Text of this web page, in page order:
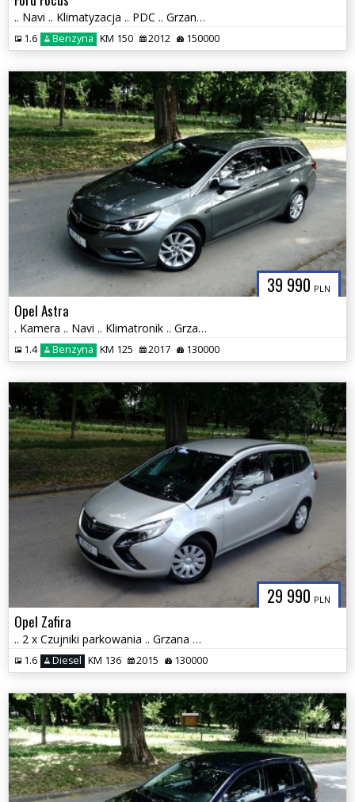
.. Navi .. Klimatyzacja .. PDC .. Grzane Fotele , Szyby i Lusterka ..
1.6 Benzyna KM 150 2012 150000
39 990 PLN
Opel Astra
. Kamera .. Navi .. Klimatronik .. Grzana Kierownica , fotele i SZYBY
1.4 Benzyna KM 125 2017 130000
29 990 PLN
Opel Zafira
.. 2 x Czujniki parkowania .. Grzana KIEROWNICA i Fotele .. Klima ..
1.6 Diesel KM 136 2015 130000